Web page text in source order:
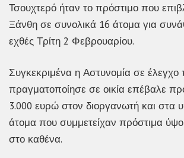
Τσουχτερό ήταν το πρόστιμο που
Ξάνθη σε συνολικά 16 άτομα για
εχθές Τρίτη 2 Φεβρουαρίου.
Συγκεκριμένα η Αστυνομία σε έλεγχο
πραγματοποίησε σε οικία επέβαλε
3.000 ευρώ στον διοργανωτή και στα
άτομα που συμμετείχαν πρόστιμα
στο καθένα.